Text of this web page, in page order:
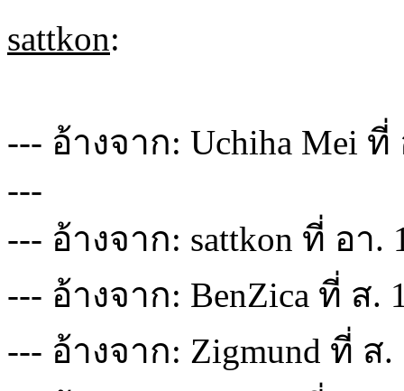
sattkon:
--- อ้างจาก: Uchiha Mei ที่
---
--- อ้างจาก: sattkon ที่ อา.
--- อ้างจาก: BenZica ที่ ส.
--- อ้างจาก: Zigmund ที่ ส.